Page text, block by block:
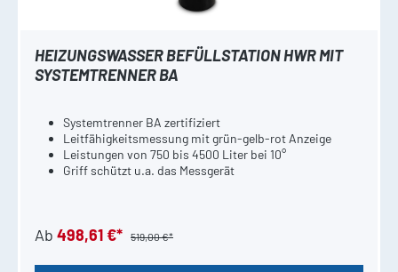
HEIZUNGSWASSER BEFÜLLSTATION HWR MIT
SYSTEMTRENNER BA
Systemtrenner BA zertifiziert
Leitfähigkeitsmessung mit grün-gelb-rot Anzeige
Leistungen von 750 bis 4500 Liter bei 10°
Griff schützt u.a. das Messgerät
Ab 498,61 €* 519,00 €*